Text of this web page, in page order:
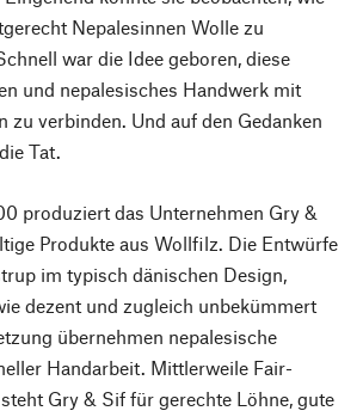
Nepalesinnen Wolle zu
war die Idee geboren, diese
und nepalesisches Handwerk mit
zu verbinden. Und auf den Gedanken
Tat.
produziert das Unternehmen Gry &
Produkte aus Wollfilz. Die Entwürfe
im typisch dänischen Design,
dezent und zugleich unbekümmert
übernehmen nepalesische
Handarbeit. Mittlerweile Fair-
Gry & Sif für gerechte Löhne, gute